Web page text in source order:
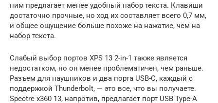
ним предлагает менее удобный набор текста. Клавиши
достаточно прочные, но ход их составляет всего 0,7 мм,
и общее ощущение больше похоже на нажатие, чем на
набор текста.
Слабый выбор портов XPS 13 2-in-1 также является
недостатком, но он менее проблематичен, чем раньше.
Разъем для наушников и два порта USB-C, каждый с
поддержкой Thunderbolt, — это все, что вы получаете.
Spectre x360 13, напротив, предлагает порт USB Type-A